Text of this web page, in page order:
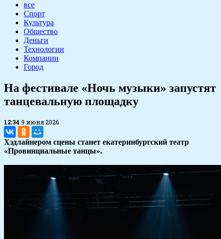
все
Спорт
Культура
Общество
Деньги
Технологии
Компании
Город
​На фестивале «Ночь музыки» запустят
танцевальную площадку
12:34 9 июня 2026
Хэдлайнером сцены станет екатеринбургский театр
«Провинциальные танцы».